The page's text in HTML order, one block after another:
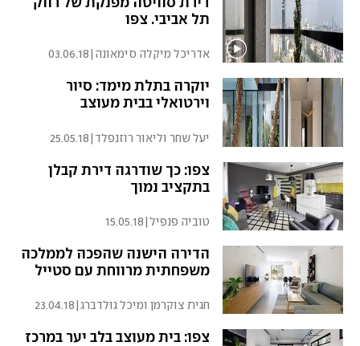
דירת סוויטה מפנקת של רווק
תל אביבי. צפו
אדריכל מיקלה סימאונה 03.06.18
יוקרה בתלת מימד: סיור
וירטואלי בבית מעוצב
יעל שחר וליאור רוזנפלד 25.05.18
צפו: כך שודרגה דירת קבלן
בתקציב נמוך
טוביה פנפיל|
15.05.18
הדירה הישנה שהפכה לממלכה
משפחתית מרווחת עם סטייל
חגית צוקרמן ומיכל גולדברג|
23.04.18
צפו: בית מעוצב בלב יער במרכז